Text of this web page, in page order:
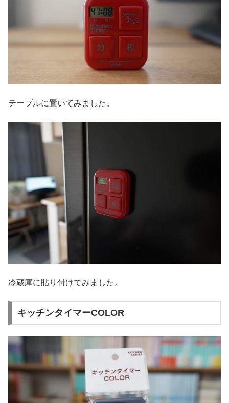
テーブルに置いてみました。
冷蔵庫に貼り付けてみました。
キッチンタイマーCOLOR